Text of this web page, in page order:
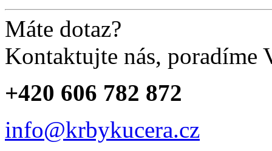
Máte dotaz?
Kontaktujte nás, poradíme
+420 606 782 872
info@krbykucera.cz